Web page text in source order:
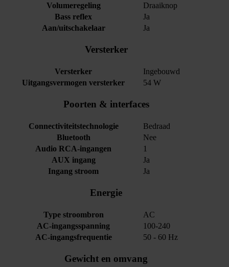
Volumeregeling
Draaiknop
Bass reflex
Ja
Aan/uitschakelaar
Ja
Versterker
Versterker
Ingebouwd
Uitgangsvermogen versterker
54 W
Poorten & interfaces
Connectiviteitstechnologie
Bedraad
Bluetooth
Nee
Audio RCA-ingangen
1
AUX ingang
Ja
Ingang stroom
Ja
Energie
Type stroombron
AC
AC-ingangsspanning
100-240
AC-ingangsfrequentie
50 - 60 Hz
Gewicht en omvang